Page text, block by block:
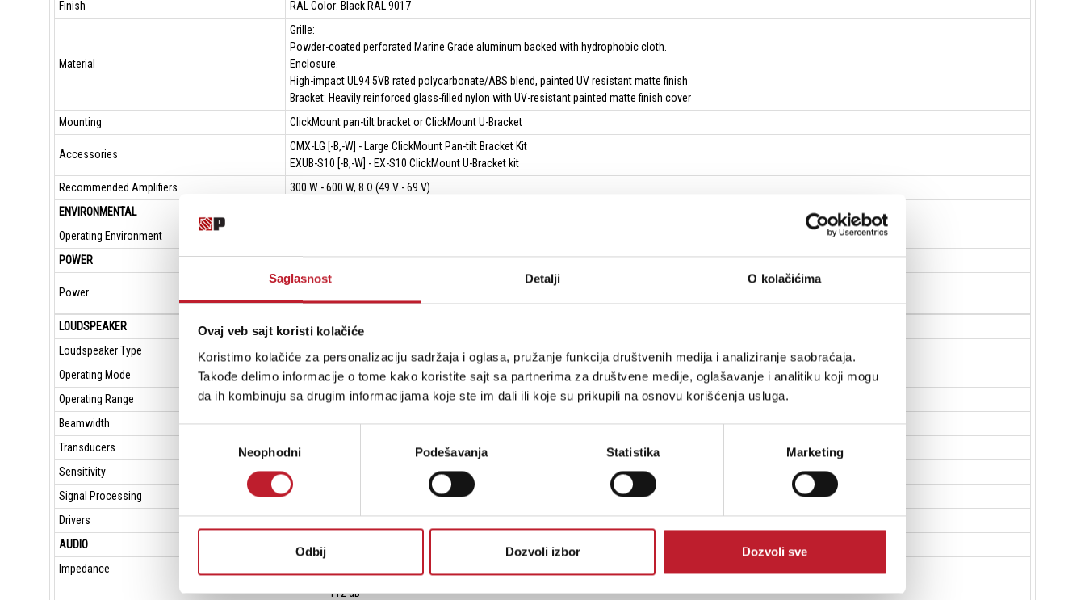
Saglasnost Detalji O kolačićima
Ovaj veb sajt koristi kolačiće
Koristimo kolačiće za personalizaciju sadržaja i oglasa, pružanje funkcija društvenih medija i analiziranje saobraćaja.
Takođe delimo informacije o tome kako koristite sajt sa partnerima za društvene medije, oglašavanje i analitiku koji mogu
da ih kombinuju sa drugim informacijama koje ste im dali ili koje su prikupili na osnovu korišćenja usluga.
Избор
сагласностиNeophodni Podešavanja Statistika Marketing
Odbij Dozvoli izbor Dozvoli sve
Finish
RAL Color: Black RAL 9017
Material
Grille:
Powder-coated perforated Marine Grade aluminum backed with hydrophobic cloth.
Enclosure:
High-impact UL94 5VB rated polycarbonate/ABS blend, painted UV resistant matte finish
Bracket: Heavily reinforced glass-filled nylon with UV-resistant painted matte finish cover
Mounting
ClickMount pan-tilt bracket or ClickMount U-Bracket
Accessories
CMX-LG [-B,-W] - Large ClickMount Pan-tilt Bracket Kit
EXUB-S10 [-B,-W] - EX-S10 ClickMount U-Bracket kit
Recommended Amplifiers
300 W - 600 W, 8 Ω (49 V - 69 V)
ENVIRONMENTAL
Operating Environment
POWER
Power
300W Cont.
1200W Peak
LOUDSPEAKER
Loudspeaker Type
10-inch surface mount subwoofer
Operating Mode
Passive, low impedance
Operating Range
38 Hz - 140 kHz
Beamwidth
Omnidirectional
Transducers
LF 1 x 10 inches (250 mm) treated paper cone
Sensitivity
Signal Processing
Required Processing: 35 Hz, 18 dB high-pass filter; DSP preset
Drivers
LF 1 x 10 inches
AUDIO
Impedance
112 dB